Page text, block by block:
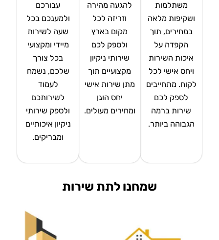
משתלמות
ושקיפות מלאה
במחירים, תוך
הקפדה על
איכות השירות
ויחס אישי לכל
לקוח. מתחייבים
לספק לכם
שירות ברמה
הגבוהה ביותר.
להגעה מהירה
וזריזה לכל
מקום בארץ
ולספק לכם
שירותי ניקיון
מקצועיים תוך
מתן שירות אישי
יחס הוגן
ומחירים מעולים.
עבורכם
ולמענכם בכל
שעה לשירות
מיידי ומקצועי
בכל צורך
שלכם, נשמח
לעמוד
לשירותכם
ולספק שירותי
ניקיון איכותיים
ומבריקים.
שמחנו לתת שירות